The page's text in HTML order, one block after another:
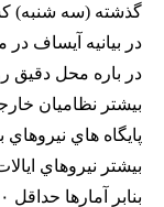
گذشته (سه شنبه)
در بيانيه آيساف
در باره محل دقيق
بيشتر نظاميان
پايگاه هاي
بيشتر نيروهاي